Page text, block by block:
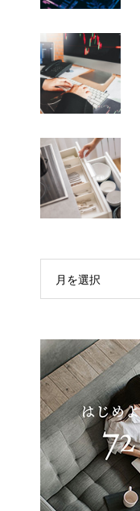
月を選択